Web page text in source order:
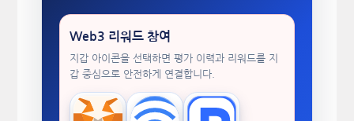
Web3 리워드 참여
지갑 아이콘을 선택하면 평가 이력과 리워드를 지
갑 중심으로 안전하게 연결합니다.